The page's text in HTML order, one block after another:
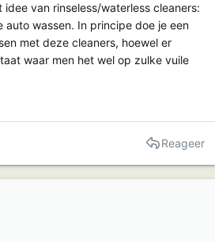
idee van rinseless/waterless cleaners:
auto wassen. In principe doe je een
met deze cleaners, hoewel er
waar men het wel op zulke vuile
Reageer